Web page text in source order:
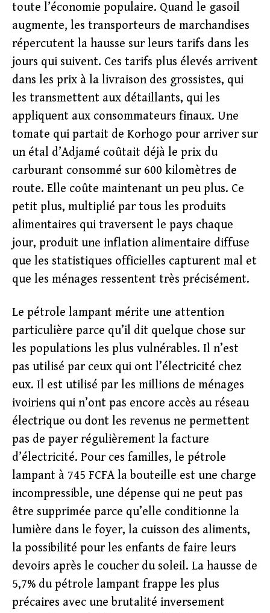
toute l’économie populaire. Quand le gasoil
augmente, les transporteurs de marchandises
répercutent la hausse sur leurs tarifs dans les
jours qui suivent. Ces tarifs plus élevés arrivent
dans les prix à la livraison des grossistes, qui
les transmettent aux détaillants, qui les
appliquent aux consommateurs finaux. Une
tomate qui partait de Korhogo pour arriver sur
un étal d’Adjamé coûtait déjà le prix du
carburant consommé sur 600 kilomètres de
route. Elle coûte maintenant un peu plus. Ce
petit plus, multiplié par tous les produits
alimentaires qui traversent le pays chaque
jour, produit une inflation alimentaire diffuse
que les statistiques officielles capturent mal et
que les ménages ressentent très précisément.
Le pétrole lampant mérite une attention
particulière parce qu’il dit quelque chose sur
les populations les plus vulnérables. Il n’est
pas utilisé par ceux qui ont l’électricité chez
eux. Il est utilisé par les millions de ménages
ivoiriens qui n’ont pas encore accès au réseau
électrique ou dont les revenus ne permettent
pas de payer régulièrement la facture
d’électricité. Pour ces familles, le pétrole
lampant à 745 FCFA la bouteille est une charge
incompressible, une dépense qui ne peut pas
être supprimée parce qu’elle conditionne la
lumière dans le foyer, la cuisson des aliments,
la possibilité pour les enfants de faire leurs
devoirs après le coucher du soleil. La hausse de
5,7% du pétrole lampant frappe les plus
précaires avec une brutalité inversement